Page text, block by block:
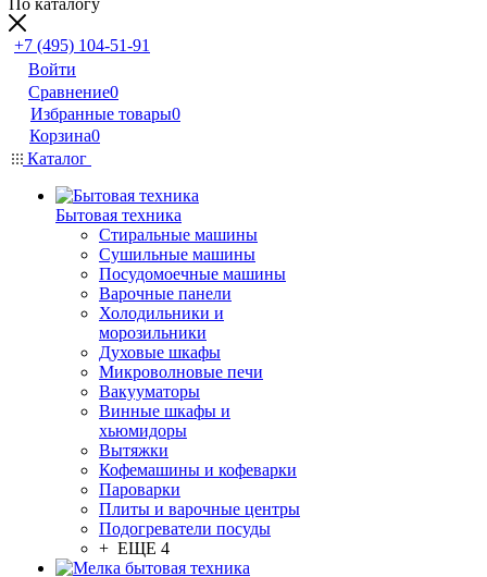
По каталогу
+7 (495) 104-51-91
Войти
Сравнение0
Избранные товары0
Корзина0
Каталог
Бытовая техника
Стиральные машины
Сушильные машины
Посудомоечные машины
Варочные панели
Холодильники и
морозильники
Духовые шкафы
Микроволновые печи
Вакууматоры
Винные шкафы и
хьюмидоры
Вытяжки
Кофемашины и кофеварки
Пароварки
Плиты и варочные центры
Подогреватели посуды
+ ЕЩЕ 4